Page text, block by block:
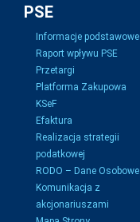
PSE
Informacje podstawowe
Raport wpływu PSE
Przetargi
Platforma Zakupowa
KSeF
Efaktura
Realizacja strategii
podatkowej
RODO – Dane Osobowe
Komunikacja z
akcjonariuszami